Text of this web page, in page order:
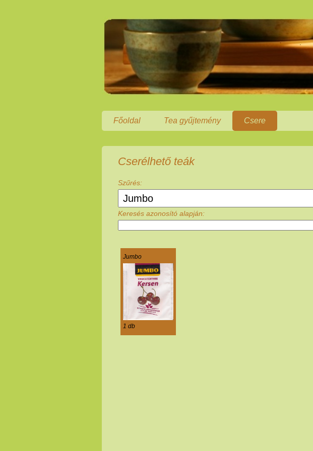
Főoldal Tea gyűjtemény Csere
Cserélhető teák
Szűrés:
Keresés azonosító alapján:
Jumbo
1 db